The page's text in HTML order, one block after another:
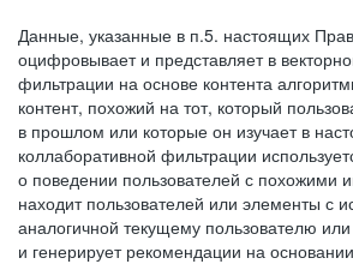
Данные, указанные в п.5. настоящих
оцифровывает и представляет в
фильтрации на основе контента
контент, похожий на тот, который
в прошлом или которые он изучает в
коллаборативной фильтрации
о поведении пользователей с похожими
находит пользователей или элементы с
аналогичной текущему пользователю
и генерирует рекомендации на